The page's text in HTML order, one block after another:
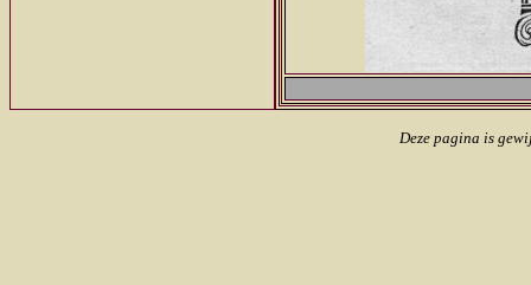
Deze pagina is